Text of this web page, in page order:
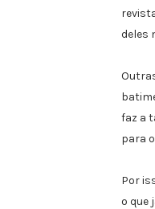
deles
faz a
para
Por
o que